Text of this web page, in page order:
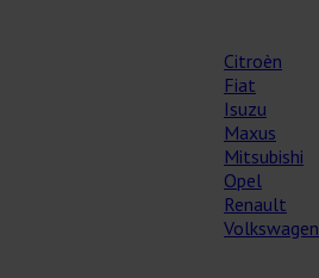
Citroèn
Fiat
Isuzu
Maxus
Mitsubishi
Opel
Renault
Volkswagen